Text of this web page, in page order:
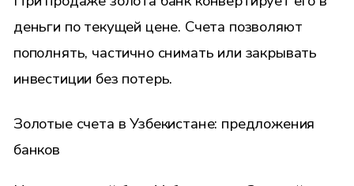
деньги по текущей цене. Счета позволяют
пополнять, частично снимать или закрывать
инвестиции без потерь.
Золотые счета в Узбекистане: предложения
банков